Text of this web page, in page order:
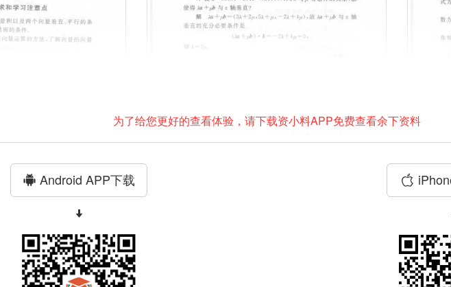
为了给您更好的查看体验，请下载资小料APP免费查看余下资料
Android APP下载